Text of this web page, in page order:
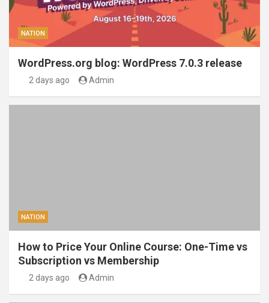
NATION
WordPress.org blog: WordPress 7.0.3 release
2 days ago Admin
NATION
How to Price Your Online Course: One-Time vs
Subscription vs Membership
2 days ago Admin